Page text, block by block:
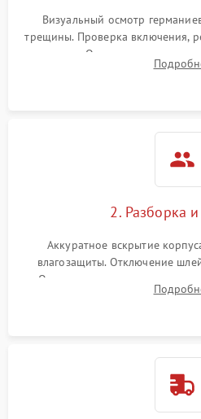
Визуальный осмотр
трещины. Проверка включения,
зарядки. Оценка вывода
проверка базовых функций и
2. Разборка
Аккуратное вскрытие
влагозащиты. Отключение
Очистка внутренних плат от
обработка германиевого